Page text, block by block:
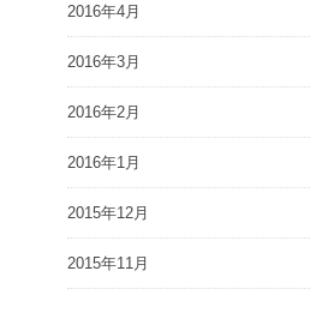
2016年4月
2016年3月
2016年2月
2016年1月
2015年12月
2015年11月